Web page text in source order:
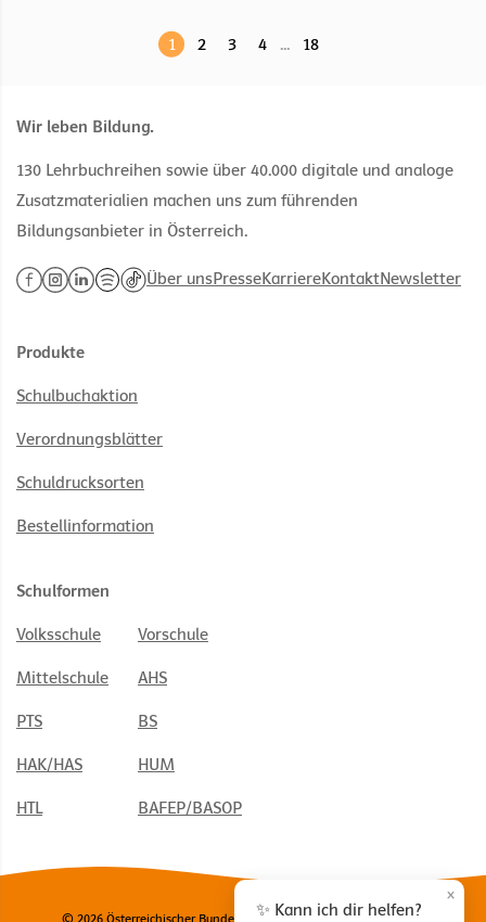
1 2 3 4 ... 18
Wir leben Bildung.
130 Lehrbuchreihen sowie über 40.000 digitale und analoge
Zusatzmaterialien machen uns zum führenden
Bildungsanbieter in Österreich.
Über unsPresseKarriereKontaktNewsletter
Produkte
Schulbuchaktion
Verordnungsblätter
Schuldrucksorten
Bestellinformation
Schulformen
Volksschule Vorschule
Mittelschule AHS
PTS BS
HAK/HAS HUM
HTL BAFEP/BASOP
✨ Kann ich dir helfen?
×